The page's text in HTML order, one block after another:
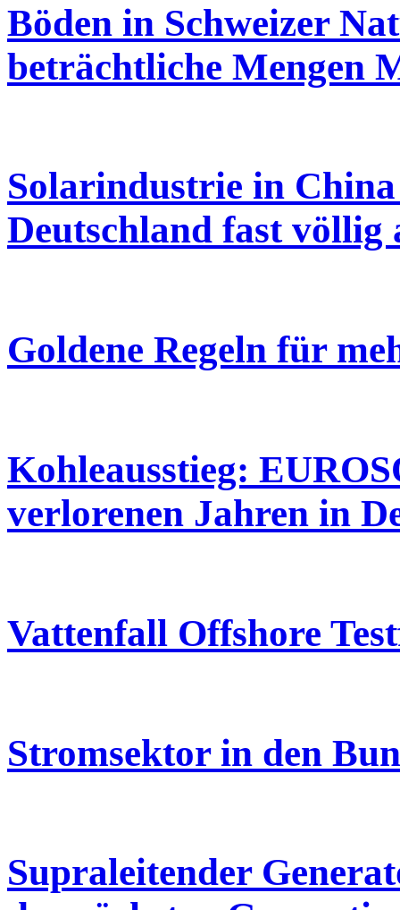
Böden in Schweizer
beträchtliche Mengen
Solarindustrie in
Deutschland fast völlig
Goldene Regeln für
Kohleausstieg:
verlorenen Jahren in
Vattenfall Offshore
Stromsektor in den
Supraleitender